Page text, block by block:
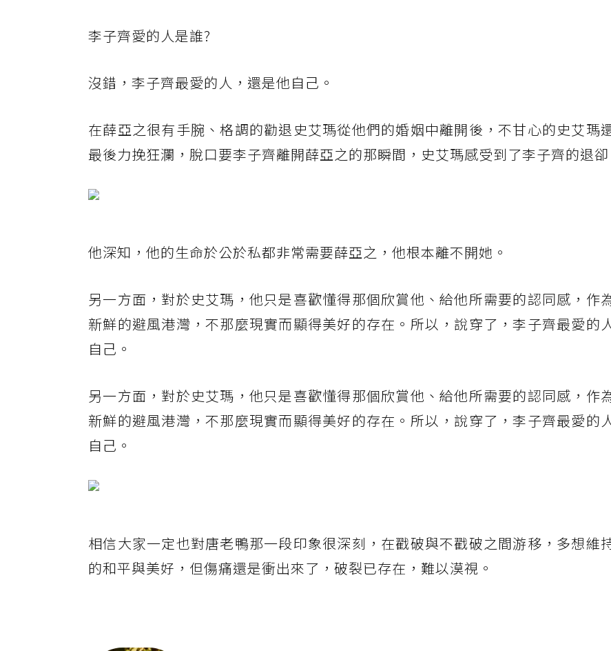
李子齊愛的人是誰?
沒錯，李子齊最愛的人，還是他自己。
在薛亞之很有手腕、格調的勸退史艾瑪從他們的婚姻中離開後，不甘心的史艾瑪
最後力挽狂瀾，脫口要李子齊離開薛亞之的那瞬間，史艾瑪感受到了李子齊的退卻
他深知，他的生命於公於私都非常需要薛亞之，他根本離不開她。
另一方面，對於史艾瑪，他只是喜歡懂得那個欣賞他、給他所需要的認同感，作
新鮮的避風港灣，不那麼現實而顯得美好的存在。所以，說穿了，李子齊最愛的
自己。
另一方面，對於史艾瑪，他只是喜歡懂得那個欣賞他、給他所需要的認同感，作
新鮮的避風港灣，不那麼現實而顯得美好的存在。所以，說穿了，李子齊最愛的
自己。
相信大家一定也對唐老鴨那一段印象很深刻，在戳破與不戳破之間游移，多想維
的和平與美好，但傷痛還是衝出來了，破裂已存在，難以漠視。